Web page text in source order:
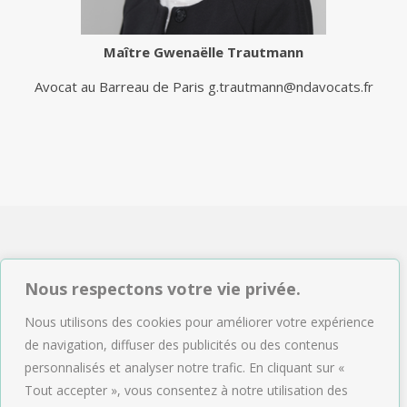
Nous respectons votre vie privée.
Nous utilisons des cookies pour améliorer votre expérience
de navigation, diffuser des publicités ou des contenus
personnalisés et analyser notre trafic. En cliquant sur «
Tout accepter », vous consentez à notre utilisation des
Maître Gwenaëlle Trautmann
Avocat au Barreau de Paris g.trautmann@ndavocats.fr
NDAVOCATS Associés
Tél : 01.47.04.09.43
Email :accueil@ndavocats.fr